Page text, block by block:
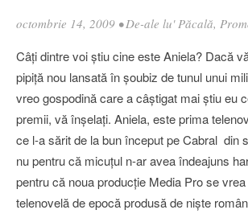
octombrie 14, 2009 •De-ale lu' Păcală,
Câţi dintre voi ştiu cine este Aniela? Dacă
pipiţă nou lansată în şoubiz de tunul unui
vreo gospodină care a câştigat mai ştiu eu
premii, vă înşelaţi. Aniela, este prima
ce l-a sărit de la bun început pe Cabral din
nu pentru că micuţul n-ar avea îndeajuns
pentru că noua producţie Media Pro se
telenovelă de epocă produsă de nişte